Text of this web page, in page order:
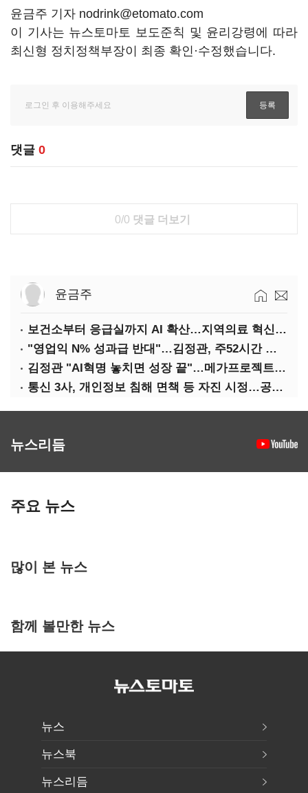
윤금주 기자 nodrink@etomato.com
이 기사는 뉴스토마토 보도준칙 및 윤리강령에 따라
최신형 정치정책부장이 최종 확인·수정했습니다.
댓글 0
0/0 댓글 더보기
윤금주
보건소부터 응급실까지 AI 확산…지역의료 혁신 본격화
"영업익 N% 성과급 반대"…김정관, 주52시간 손질 예고
김정관 "AI혁명 놓치면 성장 끝"…메가프로젝트·메가특구 속도전
통신 3사, 개인정보 침해 면책 등 자진 시정…공정위 "이용자 권리 강화"
뉴스리듬
주요 뉴스
많이 본 뉴스
함께 볼만한 뉴스
뉴스
뉴스북
뉴스리듬